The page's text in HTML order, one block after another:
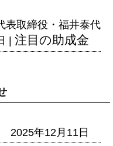
表取締役・福井泰代
| 注目の助成金
2025年12月11日